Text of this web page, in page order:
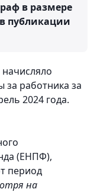
в размере
в публикации
работника за
2024 года.
(ЕНПФ),
период
на